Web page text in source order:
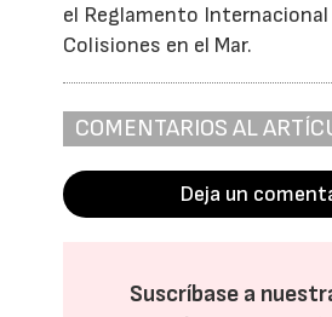
el Reglamento Internacional
Colisiones en el Mar.
COMENTARIOS AL
Deja un
Suscríbase a